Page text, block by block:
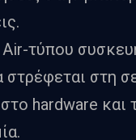
Air-τύπου
στρέφεται στη
hardware και